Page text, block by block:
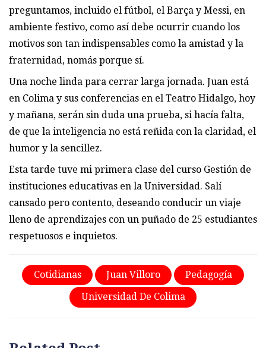
preguntamos, incluido el fútbol, el Barça y Messi, en
ambiente festivo, como así debe ocurrir cuando los
motivos son tan indispensables como la amistad y la
fraternidad, nomás porque sí.
Una noche linda para cerrar larga jornada. Juan está
en Colima y sus conferencias en el Teatro Hidalgo, hoy
y mañana, serán sin duda una prueba, si hacía falta,
de que la inteligencia no está reñida con la claridad, el
humor y la sencillez.
Esta tarde tuve mi primera clase del curso Gestión de
instituciones educativas en la Universidad. Salí
cansado pero contento, deseando conducir un viaje
lleno de aprendizajes con un puñado de 25 estudiantes
respetuosos e inquietos.
Cotidianas Juan Villoro
Pedagogía
Universidad De Colima